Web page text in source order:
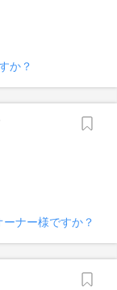
か？
ナー様ですか？